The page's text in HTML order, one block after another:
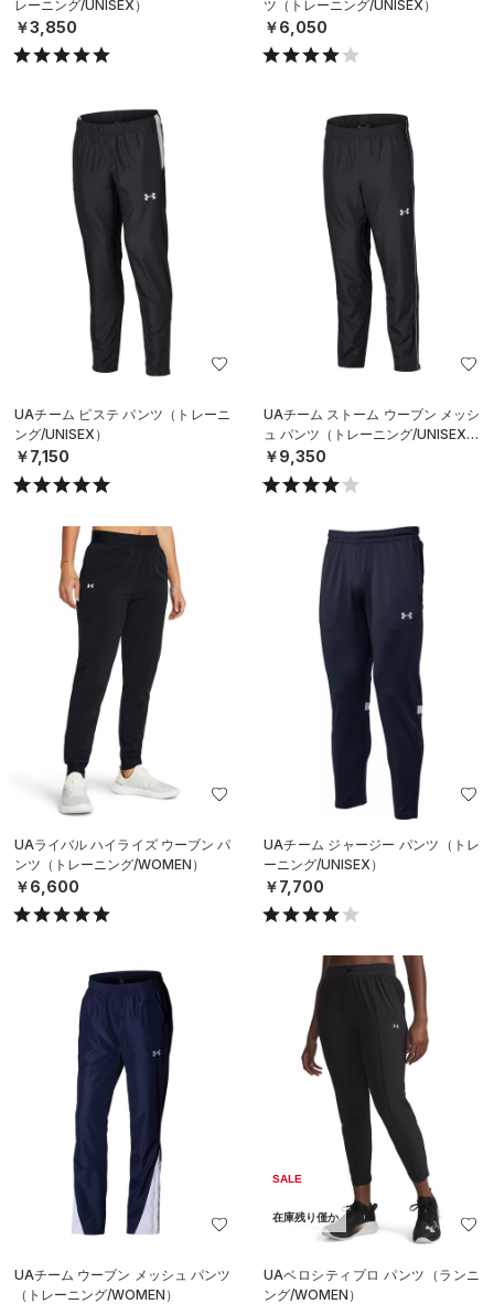
レーニング/UNISEX）
￥3,850
ツ（トレーニング/UNISEX）
￥6,050
UAチーム ピステ パンツ（トレーニ
ング/UNISEX）
￥7,150
UAチーム ストーム ウーブン メッシ
ュ パンツ（トレーニング/UNISEX）
￥9,350
UAライバル ハイライズ ウーブン パ
ンツ（トレーニング/WOMEN）
￥6,600
UAチーム ジャージー パンツ（トレ
ーニング/UNISEX）
￥7,700
UAチーム ウーブン メッシュ パンツ
（トレーニング/WOMEN）
SALE
在庫残り僅か
UAベロシティプロ パンツ（ランニ
ング/WOMEN）